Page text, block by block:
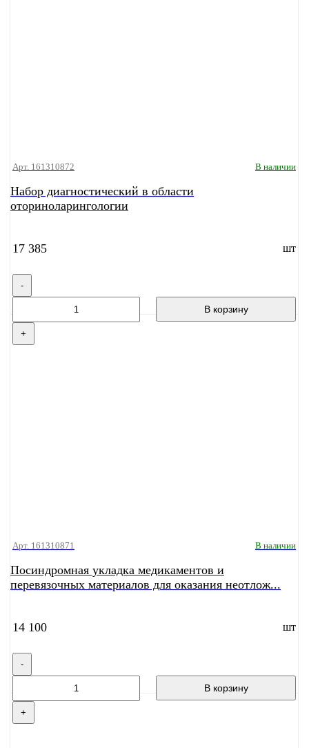
Арт. 161310872 В наличии
Набор диагностический в области
оториноларингологии
17 385 шт
-
+
В корзину
Арт. 161310871 В наличии
Посиндромная укладка медикаментов и
перевязочных материалов для оказания неотлож...
14 100 шт
-
+
В корзину